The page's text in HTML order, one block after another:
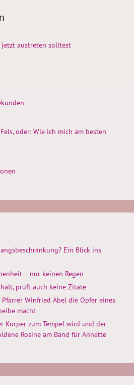
austreten solltest
oder: Wie ich mich am besten
Ein Blick ins
– nur keinen Regen
prüft auch keine Zitate
Pfarrer Winfried Abel die Opfer eines
macht
Körper zum Tempel wird und der
Rosine am Band für Annette